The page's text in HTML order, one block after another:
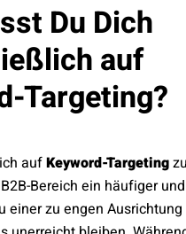
Du Dich
auf
Targeting?
aufKeyword-Targetingzu
Bereich ein häufiger
einer zu engen